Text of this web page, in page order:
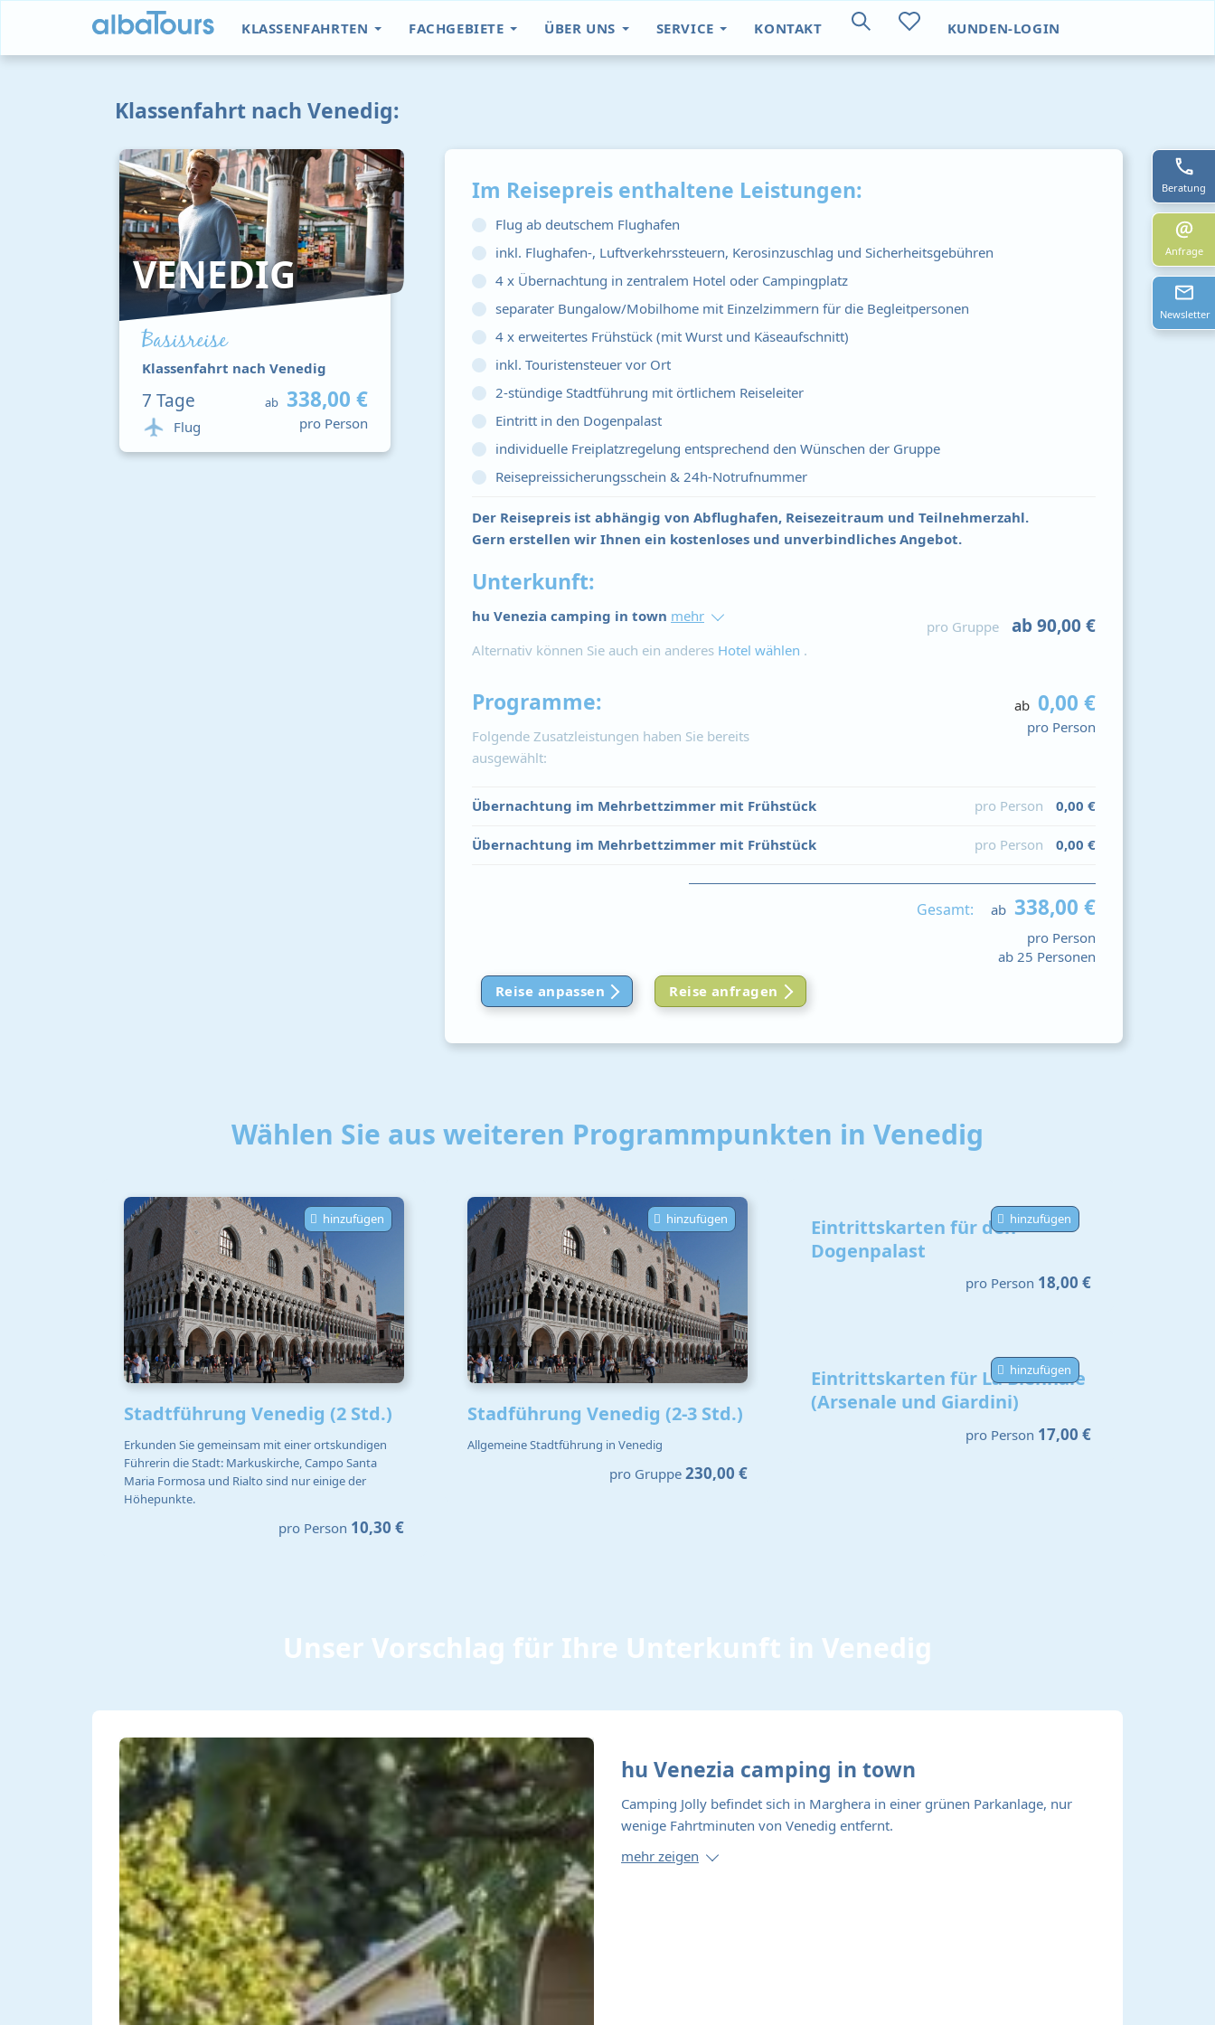
KLASSENFAHRTEN FACHGEBIETE ÜBER UNS SERVICE KONTAKT KUNDEN-LOGIN
Klassenfahrt nach Venedig:
VENEDIG
Basisreise
Klassenfahrt nach Venedig
7 Tage
Flug
ab 338,00 €
pro Person
Im Reisepreis enthaltene Leistungen:
Flug ab deutschem Flughafen
inkl. Flughafen-, Luftverkehrssteuern, Kerosinzuschlag und Sicherheitsgebühren
4 x Übernachtung in zentralem Hotel oder Campingplatz
separater Bungalow/Mobilhome mit Einzelzimmern für die Begleitpersonen
4 x erweitertes Frühstück (mit Wurst und Käseaufschnitt)
inkl. Touristensteuer vor Ort
2-stündige Stadtführung mit örtlichem Reiseleiter
Eintritt in den Dogenpalast
individuelle Freiplatzregelung entsprechend den Wünschen der Gruppe
Reisepreissicherungsschein & 24h-Notrufnummer
Der Reisepreis ist abhängig von Abflughafen, Reisezeitraum und Teilnehmerzahl.
Gern erstellen wir Ihnen ein kostenloses und unverbindliches Angebot.
Unterkunft:
hu Venezia camping in town mehr
pro Gruppe ab 90,00 €
Alternativ können Sie auch ein anderes Hotel wählen .
Programme:
Folgende Zusatzleistungen haben Sie bereits
ausgewählt:
ab 0,00 €
pro Person
Übernachtung im Mehrbettzimmer mit Frühstück pro Person 0,00 €
Übernachtung im Mehrbettzimmer mit Frühstück pro Person 0,00 €
Gesamt: ab 338,00 €
pro Person
ab 25 Personen
Reise anpassen
Reise anfragen
Wählen Sie aus weiteren Programmpunkten in Venedig
hinzufügen
Stadtführung Venedig (2 Std.)
Erkunden Sie gemeinsam mit einer ortskundigen
Führerin die Stadt: Markuskirche, Campo Santa
Maria Formosa und Rialto sind nur einige der
Höhepunkte.
pro Person 10,30 €
hinzufügen
Stadführung Venedig (2-3 Std.)
Allgemeine Stadtführung in Venedig
pro Gruppe 230,00 €
hinzufügen
Eintrittskarten für den
Dogenpalast
pro Person 18,00 €
hinzufügen
Eintrittskarten für La Biennale
(Arsenale und Giardini)
pro Person 17,00 €
Unser Vorschlag für Ihre Unterkunft in Venedig
hu Venezia camping in town
Camping Jolly befindet sich in Marghera in einer grünen Parkanlage, nur
wenige Fahrtminuten von Venedig entfernt.
mehr zeigen
Beratung
Anfrage
Newsletter